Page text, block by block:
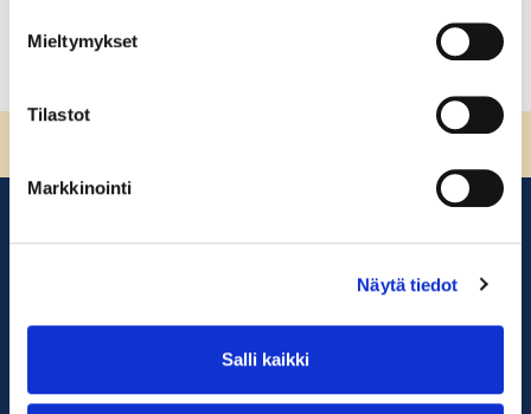
Mieltymykset
Tilastot
Markkinointi
Näytä tiedot
Salli kaikki